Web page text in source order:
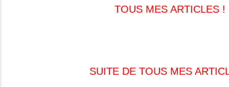
TOUS MES ARTICLES !
SUITE DE TOUS MES